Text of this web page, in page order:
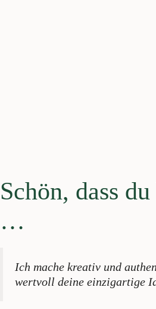
Schön, dass
…
Ich mache kreativ und
wertvoll deine einzigartige